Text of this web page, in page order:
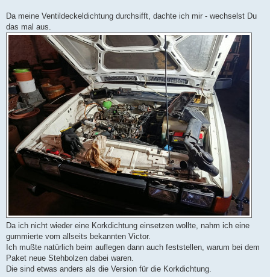
Da meine Ventildeckeldichtung durchsifft, dachte ich mir - wechselst Du
das mal aus.
Da ich nicht wieder eine Korkdichtung einsetzen wollte, nahm ich eine
gummierte vom allseits bekannten Victor.
Ich mußte natürlich beim auflegen dann auch feststellen, warum bei dem
Paket neue Stehbolzen dabei waren.
Die sind etwas anders als die Version für die Korkdichtung.